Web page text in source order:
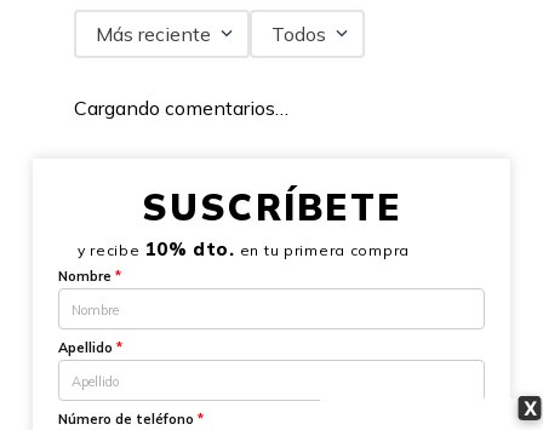
X
Más reciente Todos
Cargando comentarios…
SUSCRÍBETE
y recibe 10% dto. en tu primera compra
Nombre *
Apellido *
Número de teléfono *